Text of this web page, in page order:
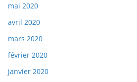
mai 2020
avril 2020
mars 2020
février 2020
janvier 2020